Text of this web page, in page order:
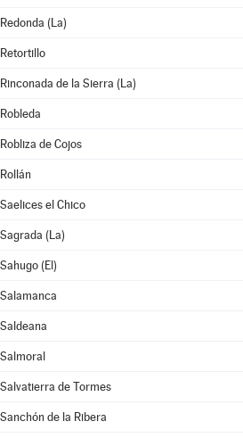
Redonda (La)
Retortillo
Rinconada de la Sierra (La)
Robleda
Robliza de Cojos
Rollán
Saelices el Chico
Sagrada (La)
Sahugo (El)
Salamanca
Saldeana
Salmoral
Salvatierra de Tormes
Sanchón de la Ribera